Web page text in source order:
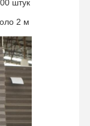
штук
2 м